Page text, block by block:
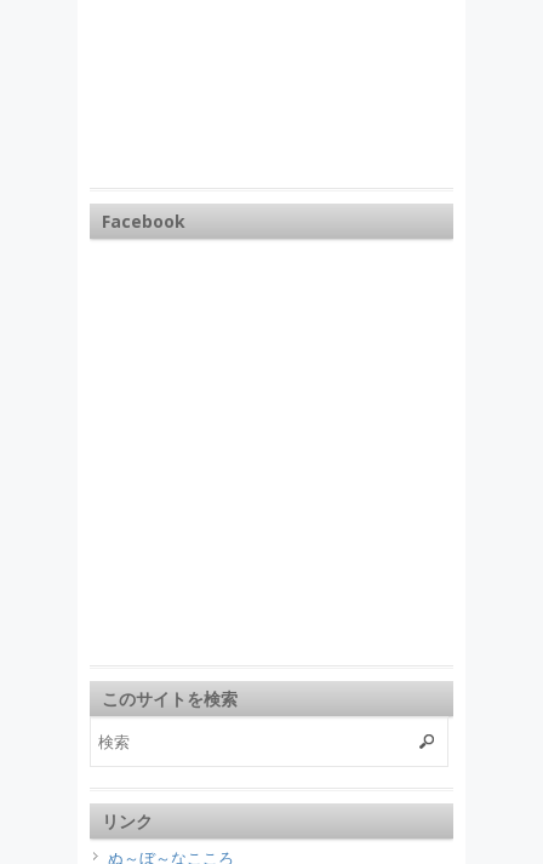
Facebook
このサイトを検索
リンク
ぬ～ぼ～なこころ